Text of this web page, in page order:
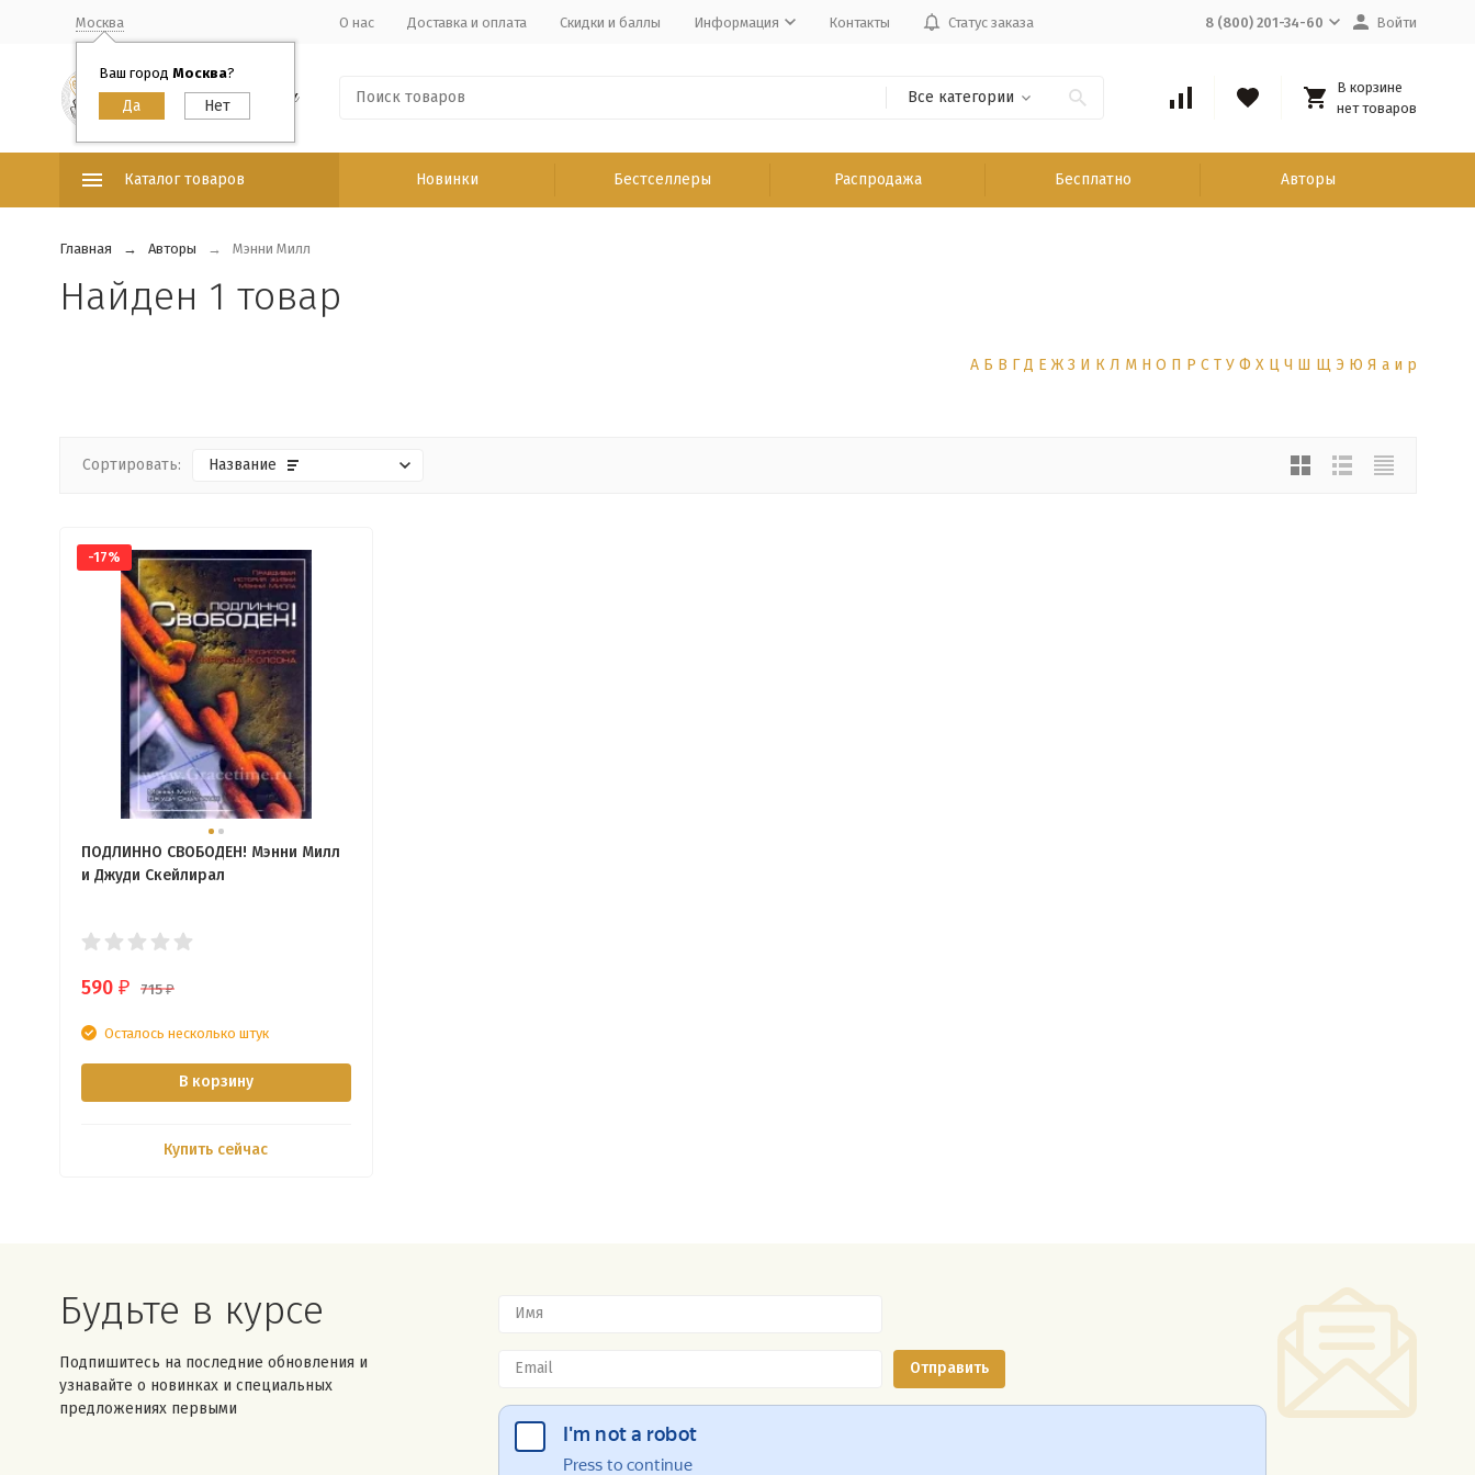
Москва
Ваш город Москва?
О нас Доставка и оплата Скидки и баллы Информация Контакты Статус заказа 8 (800) 201-34-60 Войти
Все категории
В корзине
нет товаров
Каталог товаров Новинки Бестселлеры Распродажа Бесплатно Авторы
Главная Авторы Мэнни Милл
Найден 1 товар
А Б В Г Д Е Ж З И К Л М Н О П Р С Т У Ф Х Ц Ч Ш Щ Э Ю Я а и р
Сортировать: Название
-17%
ПОДЛИННО СВОБОДЕН! Мэнни Милл
и Джуди Скейлирал
590 ₽ 715₽
Осталось несколько штук
В корзину
Купить сейчас
Будьте в курсе
Подпишитесь на последние обновления и
узнавайте о новинках и специальных
предложениях первыми